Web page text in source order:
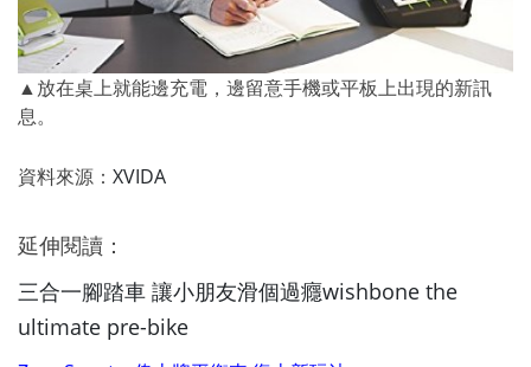
▲放在桌上就能邊充電，邊留意手機或平板上出現的新訊
息。
資料來源： XVIDA
延伸閱讀：
三合一腳踏車 讓小朋友滑個過癮wishbone the
ultimate pre-bike